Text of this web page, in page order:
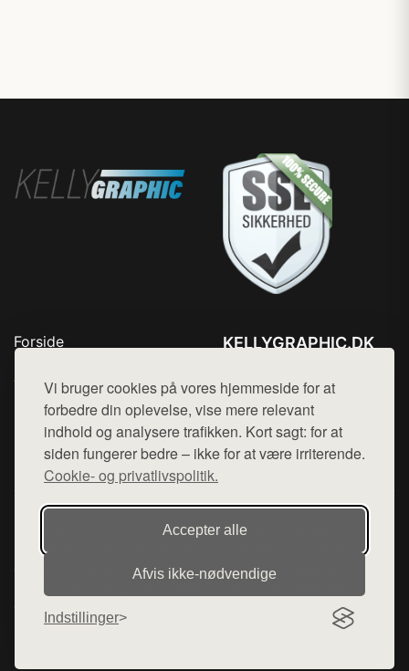
Vi bruger cookies på vores hjemmeside for at
forbedre din oplevelse, vise mere relevant
indhold og analysere trafikken. Kort sagt: for at
siden fungerer bedre – ikke for at være irriterende.
Cookie- og privatlivspolitik.
Accepter alle
Afvis ikke‑nødvendige
Indstillinger
Forside
Top Rabatter
Blog
Kontakt
KELLYGRAPHIC.DK
Mail: hej@want.dk
Cookie- og privatlivspolitik
Denne side er en del af want.dk, der udgiver en række
hjemmesider med præsentation af forskellige produkter fra
diverse webshops. Der sælges ikke varer fra denne side - vi
varerne på lager.